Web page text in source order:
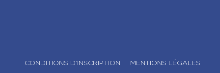
CONDITIONS D’INSCRIPTION MENTIONS LÉGALES